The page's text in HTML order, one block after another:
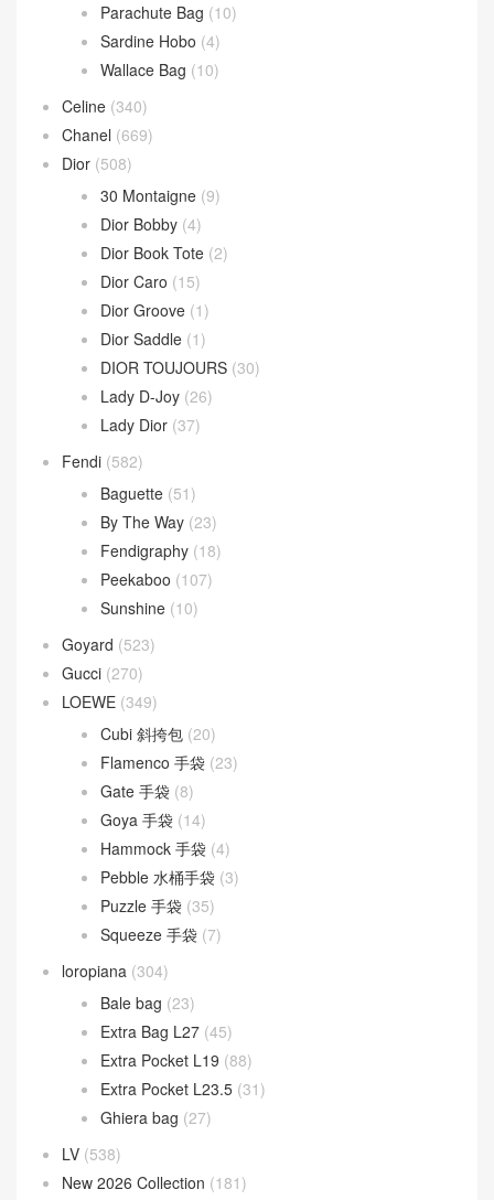
Parachute Bag (10)
Sardine Hobo (4)
Wallace Bag (10)
Celine (340)
Chanel (669)
Dior (508)
30 Montaigne (9)
Dior Bobby (4)
Dior Book Tote (2)
Dior Caro (15)
Dior Groove (1)
Dior Saddle (1)
DIOR TOUJOURS (30)
Lady D-Joy (26)
Lady Dior (37)
Fendi (582)
Baguette (51)
By The Way (23)
Fendigraphy (18)
Peekaboo (107)
Sunshine (10)
Goyard (523)
Gucci (270)
LOEWE (349)
Cubi 斜挎包 (20)
Flamenco 手袋 (23)
Gate 手袋 (8)
Goya 手袋 (14)
Hammock 手袋 (4)
Pebble 水桶手袋 (3)
Puzzle 手袋 (35)
Squeeze 手袋 (7)
loropiana (304)
Bale bag (23)
Extra Bag L27 (45)
Extra Pocket L19 (88)
Extra Pocket L23.5 (31)
Ghiera bag (27)
LV (538)
New 2026 Collection (181)